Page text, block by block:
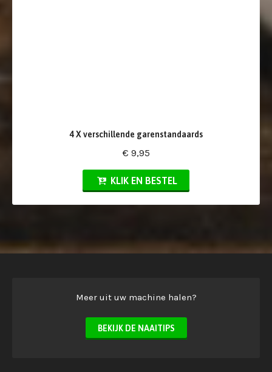
4 X verschillende garenstandaards
€ 9,95
KLIK EN BESTEL
Meer uit uw machine halen?
BEKIJK DE NAAITIPS